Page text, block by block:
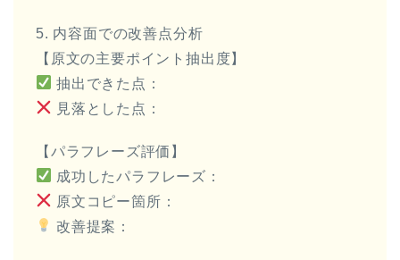
5. 内容面での改善点分析
【原文の主要ポイント抽出度】
抽出できた点：
見落とした点：
【パラフレーズ評価】
成功したパラフレーズ：
原文コピー箇所：
改善提案：